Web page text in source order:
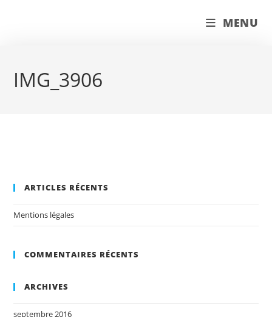
MENU
IMG_3906
ARTICLES RÉCENTS
Mentions légales
COMMENTAIRES RÉCENTS
ARCHIVES
septembre 2016